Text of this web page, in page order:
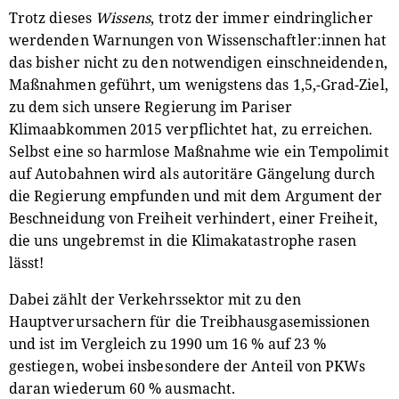
Trotz dieses Wissens, trotz der immer eindringlicher
werdenden Warnungen von Wissenschaftler:innen hat
das bisher nicht zu den notwendigen einschneidenden,
Maßnahmen geführt, um wenigstens das 1,5,-Grad-Ziel,
zu dem sich unsere Regierung im Pariser
Klimaabkommen 2015 verpflichtet hat, zu erreichen.
Selbst eine so harmlose Maßnahme wie ein Tempolimit
auf Autobahnen wird als autoritäre Gängelung durch
die Regierung empfunden und mit dem Argument der
Beschneidung von Freiheit verhindert, einer Freiheit,
die uns ungebremst in die Klimakatastrophe rasen
lässt!
Dabei zählt der Verkehrssektor mit zu den
Hauptverursachern für die Treibhausgasemissionen
und ist im Vergleich zu 1990 um 16 % auf 23 %
gestiegen, wobei insbesondere der Anteil von PKWs
daran wiederum 60 % ausmacht.